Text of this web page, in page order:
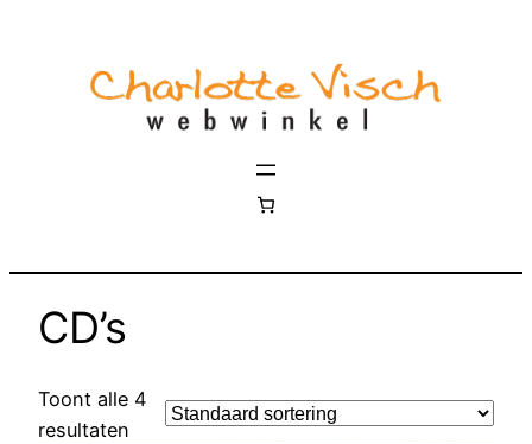
CD’s
Toont alle 4
resultaten